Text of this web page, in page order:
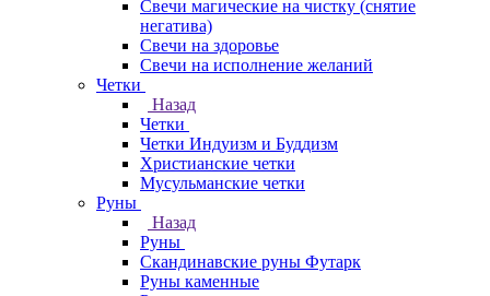
Свечи магические на чистку (снятие
негатива)
Свечи на здоровье
Свечи на исполнение желаний
Четки
Назад
Четки
Четки Индуизм и Буддизм
Христианские четки
Мусульманские четки
Руны
Назад
Руны
Скандинавские руны Футарк
Руны каменные